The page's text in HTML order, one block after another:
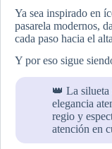
Ya sea inspirado en
pasarela modernos,
cada paso hacia el
Y por eso sigue
👑 La silueta
elegancia
regio y
atención en